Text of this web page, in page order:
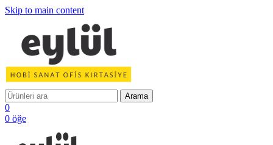
Skip to main content
Arama
0
0 öğe